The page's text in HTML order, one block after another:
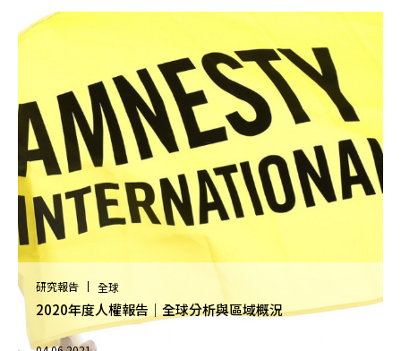
研究報告 全球
2020年度人權報告｜全球分析與區域概況